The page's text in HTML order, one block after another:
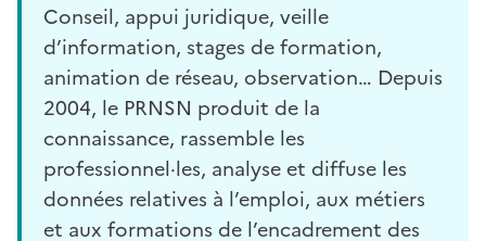
Conseil, appui juridique, veille
d’information, stages de formation,
animation de réseau, observation… Depuis
2004, le PRNSN produit de la
connaissance, rassemble les
professionnel·les, analyse et diffuse les
données relatives à l’emploi, aux métiers
et aux formations de l’encadrement des